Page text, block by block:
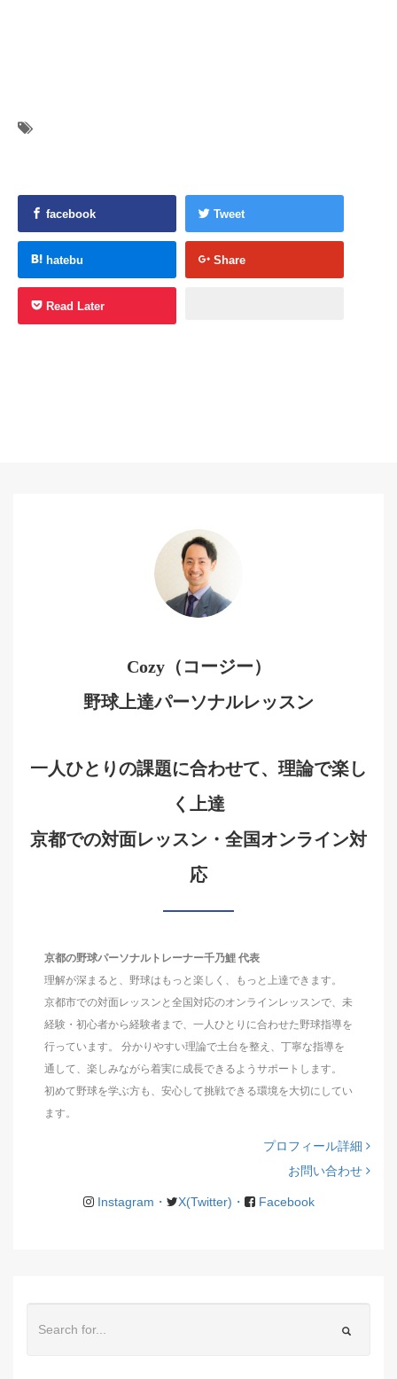
facebook Tweet
hatebu Share
Read Later
Cozy（コージー）
野球上達パーソナルレッスン
一人ひとりの課題に合わせて、理論で楽し
く上達
京都での対面レッスン・全国オンライン対
応
京都の野球パーソナルトレーナー千乃鯉 代表
理解が深まると、野球はもっと楽しく、もっと上達できます。
京都市での対面レッスンと全国対応のオンラインレッスンで、未
経験・初心者から経験者まで、一人ひとりに合わせた野球指導を
行っています。 分かりやすい理論で土台を整え、丁寧な指導を
通して、楽しみながら着実に成長できるようサポートします。
初めて野球を学ぶ方も、安心して挑戦できる環境を大切にしてい
ます。
プロフィール詳細
お問い合わせ
Instagram・ X(Twitter)・ Facebook